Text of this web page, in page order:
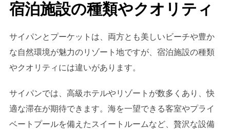
宿泊施設の種類やクオリティ
サイパンとプーケットは、両方とも美しいビーチや豊か
な自然環境が魅力のリゾート地ですが、宿泊施設の種類
やクオリティには違いがあります。
サイパンでは、高級ホテルやリゾートが数多くあり、快
適な滞在が期待できます。海を一望できる客室やプライ
ベートプールを備えたスイートルームなど、贅沢な設備